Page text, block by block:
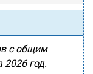
с общим
2026 год.